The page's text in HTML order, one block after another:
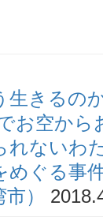
生きるの
お空から
れないわ
めぐる事
）